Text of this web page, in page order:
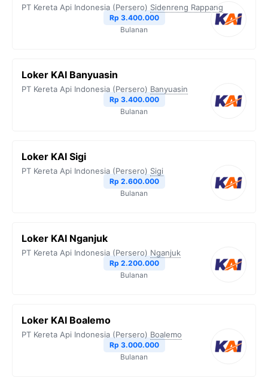
PT Kereta Api Indonesia (Persero) Sidenreng Rappang
Rp 3.400.000
Bulanan
Loker KAI Banyuasin
PT Kereta Api Indonesia (Persero) Banyuasin
Rp 3.400.000
Bulanan
Loker KAI Sigi
PT Kereta Api Indonesia (Persero) Sigi
Rp 2.600.000
Bulanan
Loker KAI Nganjuk
PT Kereta Api Indonesia (Persero) Nganjuk
Rp 2.200.000
Bulanan
Loker KAI Boalemo
PT Kereta Api Indonesia (Persero) Boalemo
Rp 3.000.000
Bulanan